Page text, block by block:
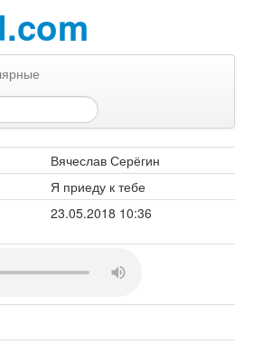
Вячеслав Серёгин
Я приеду к тебе
23.05.2018 10:36